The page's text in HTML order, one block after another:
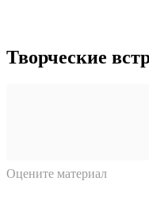
Творческие
Оцените материал